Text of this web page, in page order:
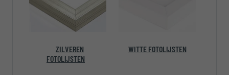
ZILVEREN
FOTOLIJSTEN
WITTE FOTOLIJSTEN